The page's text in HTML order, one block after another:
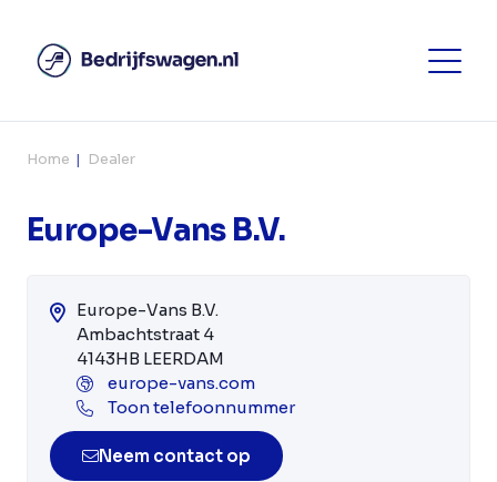
Home Dealer
Europe-Vans B.V.
Europe-Vans B.V.
Ambachtstraat 4
4143HB LEERDAM
europe-vans.com
Toon telefoonnummer
Neem contact op